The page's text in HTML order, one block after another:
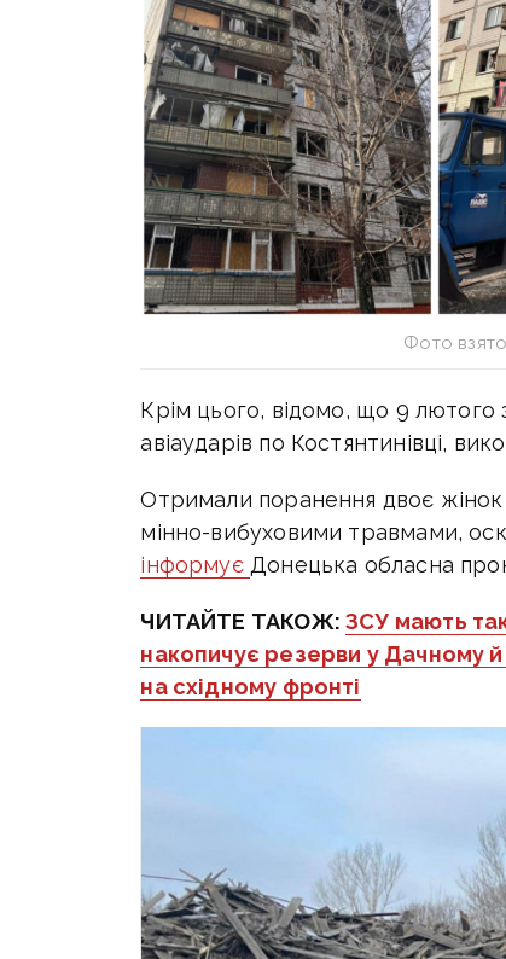
Фото
Крім цього, відомо, що 9 лютого
авіаударів по Костянтинівці,
Отримали поранення двоє жінок
мінно-вибуховими травмами,
інформуєДонецька обласна
ЧИТАЙТЕ ТАКОЖ:ЗСУ мають
накопичує резерви у Дачному
на східному фронті